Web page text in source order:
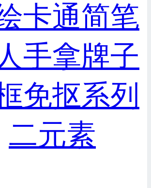
卡通简笔
手拿牌子
免抠系列
二元素